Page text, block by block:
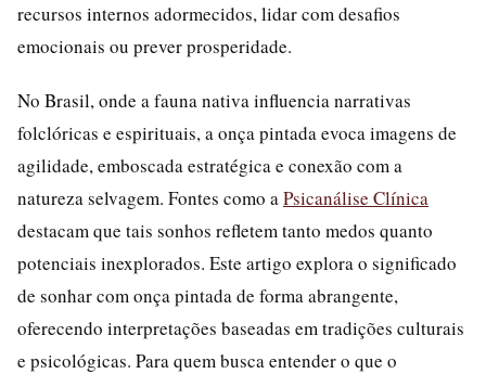
recursos internos adormecidos, lidar com desafios
emocionais ou prever prosperidade.
No Brasil, onde a fauna nativa influencia narrativas
folclóricas e espirituais, a onça pintada evoca imagens de
agilidade, emboscada estratégica e conexão com a
natureza selvagem. Fontes como aPsicanálise Clínica
destacam que tais sonhos refletem tanto medos quanto
potenciais inexplorados. Este artigo explora o significado
de sonhar com onça pintada de forma abrangente,
oferecendo interpretações baseadas em tradições culturais
e psicológicas. Para quem busca entender o que o